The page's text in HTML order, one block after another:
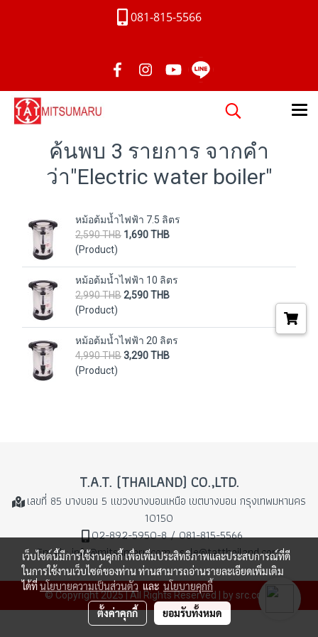
081-815-5566
ค้นพบ 3 รายการ จากคำ
ว่า"Electric water boiler"
หม้อต้มน้ำไฟฟ้า 7.5 ลิตร
2,590 THB 1,690 THB
(Product)
หม้อต้มน้ำไฟฟ้า 10 ลิตร
2,990 THB2,590 THB
(Product)
หม้อต้มน้ำไฟฟ้า 20 ลิตร
4,990 THB3,290 THB
(Product)
T.A.T. (THAILAND) CO.,LTD.
เลขที่ 85 บางบอน 5 แขวงบางบอนเหนือ เขตบางบอน กรุงเทพมหานคร
10150
02-892-5950-8 / 081-815-5566
Email : info@mitsumaru.com , sale@tatthailand.com
© Copyright 2025 | All Rights Reserved | by src.co.th
เว็บไซต์นี้มีการใช้งานคุกกี้ เพื่อเพิ่มประสิทธิภาพและประสบการณ์ที่ดี
ในการใช้งานเว็บไซต์ของท่าน ท่านสามารถอ่านรายละเอียดเพิ่มเติม
ได้ที่นโยบายความเป็นส่วนตัว และ นโยบายคุกกี้
ตั้งค่าคุกกี้ ยอมรับทั้งหมด